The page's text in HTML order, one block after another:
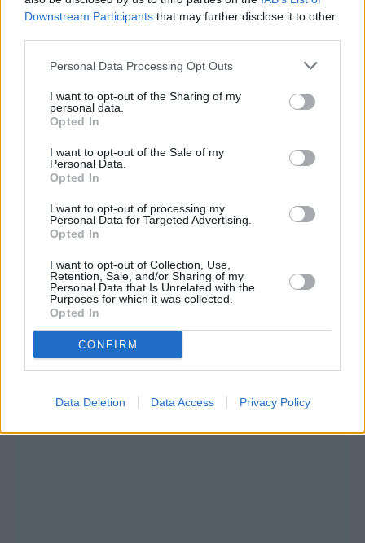
Downstream Participants that may further disclose it to other
Personal Data Processing Opt Outs
I want to opt-out of the Sharing of my
personal data.
Opted In
I want to opt-out of the Sale of my
Personal Data.
Opted In
I want to opt-out of processing my
Personal Data for Targeted Advertising.
Opted In
I want to opt-out of Collection, Use,
Retention, Sale, and/or Sharing of my
Personal Data that Is Unrelated with the
Purposes for which it was collected.
Opted In
CONFIRM
Data Deletion Data Access Privacy Policy
Τζορτζ Κλούνεϊ έπαιξε τον ομώνυμο ρόλο
στο «Batman Forever» (1995), δίνοντας μάχη
στο Γκόθαμ Σίτι με τον Τόμι Λί Τζόουνς και
τον Τζιμ Κάρεϊ